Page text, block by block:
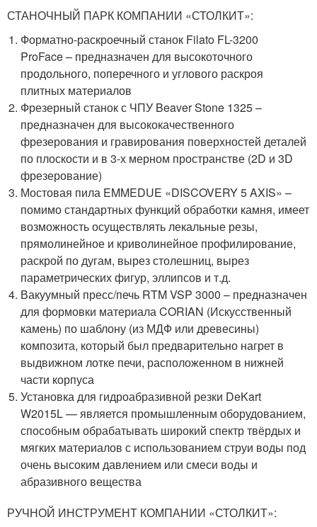
СТАНОЧНЫЙ ПАРК КОМПАНИИ «СТОЛКИТ»:
Форматно-раскроечный станок Filato FL-3200
ProFace – предназначен для высокоточного
продольного, поперечного и углового раскроя
плитных материалов
Фрезерный станок с ЧПУ Beaver Stone 1325 –
предназначен для высококачественного
фрезерования и гравирования поверхностей деталей
по плоскости и в 3-х мерном пространстве (2D и 3D
фрезерование)
Мостовая пила EMMEDUE «DISCOVERY 5 AXIS» –
помимо стандартных функций обработки камня, имеет
возможность осуществлять лекальные резы,
прямолинейное и криволинейное профилирование,
раскрой по дугам, вырез столешниц, вырез
параметрических фигур, эллипсов и т.д.
Вакуумный пресс/печь RTM VSP 3000 – предназначен
для формовки материала CORIAN (Искусственный
камень) по шаблону (из МДФ или древесины)
композита, который был предварительно нагрет в
выдвижном лотке печи, расположенном в нижней
части корпуса
Установка для гидроабразивной резки DeKart
W2015L — является промышленным оборудованием,
способным обрабатывать широкий спектр твёрдых и
мягких материалов с использованием струи воды под
очень высоким давлением или смеси воды и
абразивного вещества
РУЧНОЙ ИНСТРУМЕНТ КОМПАНИИ «СТОЛКИТ»: